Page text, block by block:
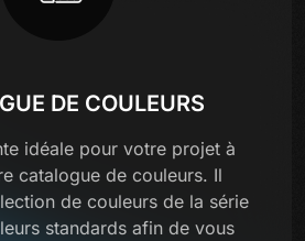
DE COULEURS
idéale pour votre projet à
catalogue de couleurs. Il
de couleurs de la série
standards afin de vous